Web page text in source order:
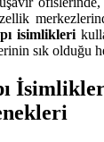
isimlikleri
sık olduğu